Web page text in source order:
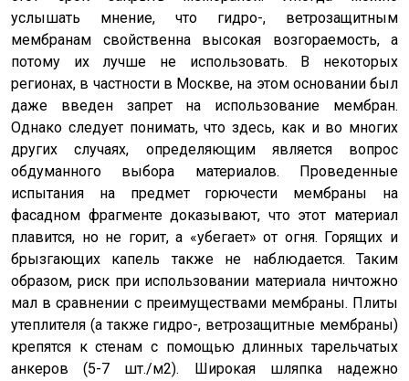
услышать мнение, что гидро-, ветрозащитным
мембранам свойственна высокая возгораемость, а
потому их лучше не использовать. В некоторых
регионах, в частности в Москве, на этом основании был
даже введен запрет на использование мембран.
Однако следует понимать, что здесь, как и во многих
других случаях, определяющим является вопрос
обдуманного выбора материалов. Проведенные
испытания на предмет горючести мембраны на
фасадном фрагменте доказывают, что этот материал
плавится, но не горит, а «убегает» от огня. Горящих и
брызгающих капель также не наблюдается. Таким
образом, риск при использовании материала ничтожно
мал в сравнении с преимуществами мембраны. Плиты
утеплителя (а также гидро-, ветрозащитные мембраны)
крепятся к стенам с помощью длинных тарельчатых
анкеров (5-7 шт./м2). Широкая шляпка надежно